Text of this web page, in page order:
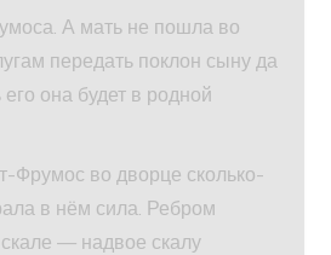
А мать не пошла во
передать поклон сыну да
его она будет в родной
Фрумос во дворце сколько-
в нём сила. Ребром
— надвое скалу